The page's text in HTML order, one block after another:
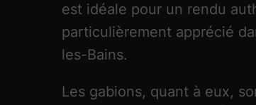
est idéale pour un rendu
particulièrement apprécié
les-Bains.
Les gabions, quant à eux,